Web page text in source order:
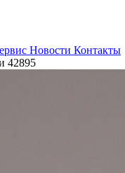
Новости Контакты